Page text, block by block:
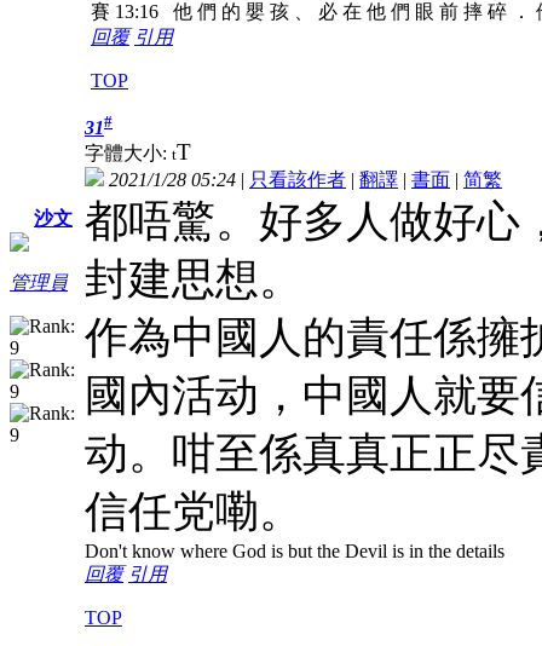
賽 13:16 他 們 的 嬰 孩 、 必 在 他 們 眼 前 摔 碎 ．
回覆 引用
TOP
沙文
管理員
31#
字體大小: tT
2021/1/28 05:24 | 只看該作者 | 翻譯 | 書面 | 简繁
都唔驚。好多人做好心
封建思想。
作為中國人的責任係擁
國內活动，中國人就
动。咁至係真真正正尽
信任党嘞。
Don't know where God is but the Devil is in the details
回覆 引用
TOP